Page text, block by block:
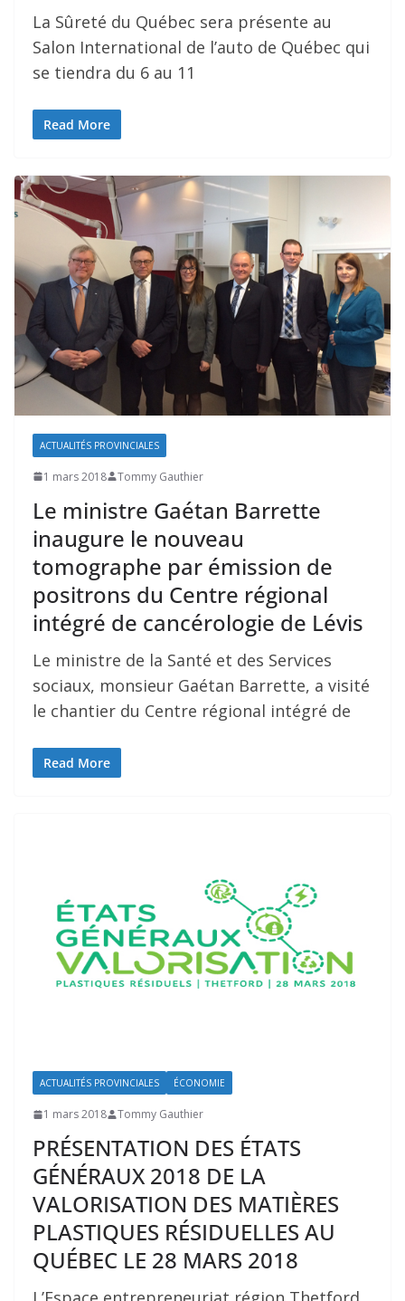
La Sûreté du Québec sera présente au
Salon International de l’auto de Québec qui
se tiendra du 6 au 11
Read More
ACTUALITÉS PROVINCIALES
1 mars 2018 Tommy Gauthier
Le ministre Gaétan Barrette
inaugure le nouveau
tomographe par émission de
positrons du Centre régional
intégré de cancérologie de Lévis
Le ministre de la Santé et des Services
sociaux, monsieur Gaétan Barrette, a visité
le chantier du Centre régional intégré de
Read More
ACTUALITÉS PROVINCIALES ÉCONOMIE
1 mars 2018 Tommy Gauthier
PRÉSENTATION DES ÉTATS
GÉNÉRAUX 2018 DE LA
VALORISATION DES MATIÈRES
PLASTIQUES RÉSIDUELLES AU
QUÉBEC LE 28 MARS 2018